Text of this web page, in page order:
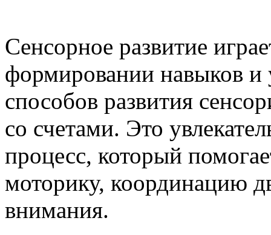
Сенсорное развитие
формировании навыков
способов развития
со счетами. Это
процесс, который
моторику, координацию
внимания.